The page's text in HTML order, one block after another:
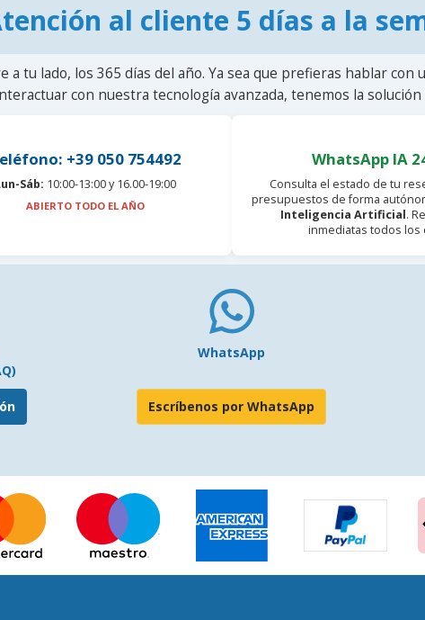
al cliente 5 días a la
a tu lado, los 365 días del año. Ya sea que prefieras hablar con
con nuestra tecnología avanzada, tenemos la solución
+39 050 754492
Sáb: 10:00-13:00 y 16.00-19:00
ABIERTO TODO EL AÑO
WhatsApp IA
Consulta el estado de tu
presupuestos de forma
Inteligencia Artificial.
inmediatas todos los
WhatsApp
Escríbenos por WhatsApp